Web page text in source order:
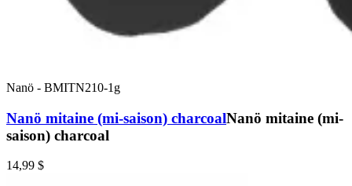
Nanö - BMITN210-1g
Nanö mitaine (mi-saison) charcoalNanö mitaine (mi-
saison) charcoal
14,99 $